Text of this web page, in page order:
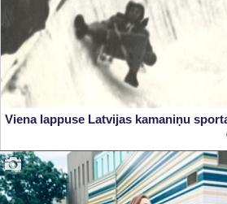
Viena lappuse Latvijas kamaniņu